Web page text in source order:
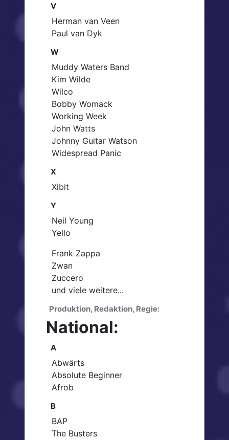
V
Herman van Veen
Paul van Dyk
W
Muddy Waters Band
Kim Wilde
Wilco
Bobby Womack
Working Week
John Watts
Johnny Guitar Watson
Widespread Panic
X
Xibit
Y
Neil Young
Yello
Frank Zappa
Zwan
Zuccero
und viele weitere...
Produktion, Redaktion, Regie:
National:
A
Abwärts
Absolute Beginner
Afrob
B
BAP
The Busters